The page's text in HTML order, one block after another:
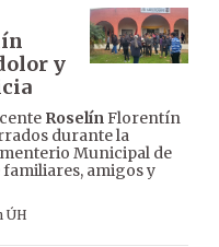
y
RoselínFlorentín
durante la
Municipal de
amigos y
ÚH